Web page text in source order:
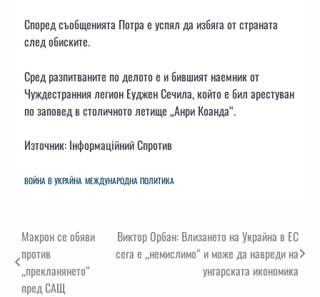
Според съобщенията Потра е успял да избяга от страната
след обиските.
Сред разпитваните по делото е и бившият наемник от
Чуждестранния легион Еуджен Сечила, който е бил арестуван
по заповед в столичното летище „Анри Коанда“.
Източник: Інформаційний Спротив
ВОЙНА В УКРАЙНА МЕЖДУНАРОДНА ПОЛИТИКА
Навигация
Макрон се обяви
против
„прекланянето“
пред САЩ
Виктор Орбан: Влизането на Украйна в ЕС
сега е „немислимо“ и може да навреди на
унгарската икономика